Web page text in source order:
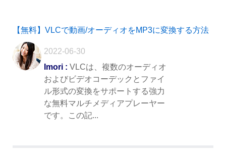
【無料】VLCで動画/オーディオをMP3に変換する方法
2022-06-30
Imori : VLCは、複数のオーディオ
およびビデオコーデックとファイ
ル形式の変換をサポートする強力
な無料マルチメディアプレーヤー
です。この記...